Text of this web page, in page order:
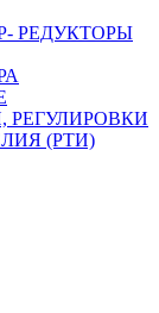
РЕДУКТОРЫ
РЕГУЛИРОВКИ
(РТИ)